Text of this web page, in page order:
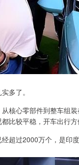
多了。
核心零部件到整车组
比较平稳，开车出行方
超过2000万个，是印